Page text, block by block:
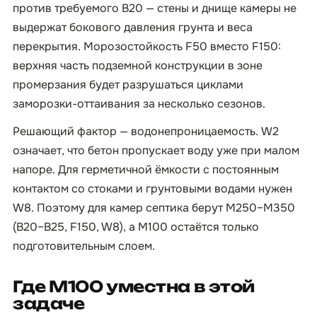
против требуемого B20 — стены и днище камеры не
выдержат бокового давления грунта и веса
перекрытия. Морозостойкость F50 вместо F150:
верхняя часть подземной конструкции в зоне
промерзания будет разрушаться циклами
заморозки-оттаивания за несколько сезонов.
Решающий фактор — водонепроницаемость. W2
означает, что бетон пропускает воду уже при малом
напоре. Для герметичной ёмкости с постоянным
контактом со стоками и грунтовыми водами нужен
W8. Поэтому для камер септика берут М250–М350
(B20–B25, F150, W8), а М100 остаётся только
подготовительным слоем.
Где М100 уместна в этой
задаче